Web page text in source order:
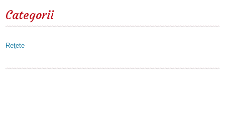
Categorii
Reţete